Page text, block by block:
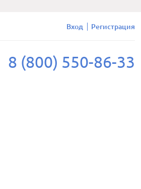
Вход Регистрация
8 (800) 550-86-33